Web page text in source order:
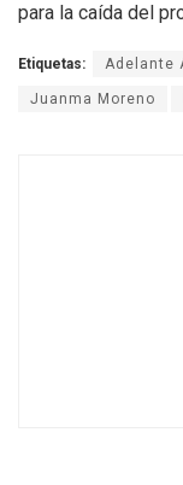
para la caída del
Etiquetas: Adelante
Juanma Moreno